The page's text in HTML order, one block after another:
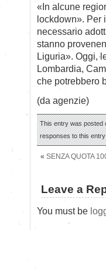
«In alcune
lockdown». Per
necessario
stanno
Liguria». Oggi,
Lombardia,
che potrebbero
(da agenzie)
This entry was posted
responses to this
« SENZA QUOTA
Leave a
You must be